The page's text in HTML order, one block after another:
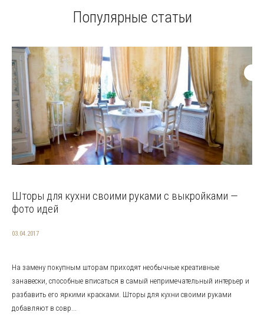
Популярные статьи
Шторы для кухни своими руками с выкройками —
фото идей
03.04.2017
На замену покупным шторам приходят необычные креативные
занавески, способные вписаться в самый непримечательный интерьер и
разбавить его яркими красками. Шторы для кухни своими руками
добавляют в совр...